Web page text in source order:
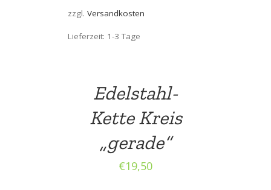
zzgl. Versandkosten
Lieferzeit: 1-3 Tage
Edelstahl-
Kette Kreis
„gerade“
€19,50